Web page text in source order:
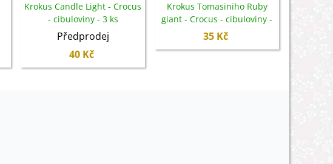
Krokus Candle Light - Crocus
- cibuloviny - 3 ks
Předprodej
40 Kč
Krokus Tomasiniho Ruby
giant - Crocus - cibuloviny -
3 ks
35 Kč